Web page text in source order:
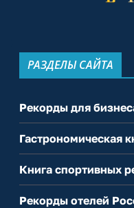
РАЗДЕЛЫ САЙТА
Рекорды для
Гастрономическая
Книга спортивных
Рекорды отелей